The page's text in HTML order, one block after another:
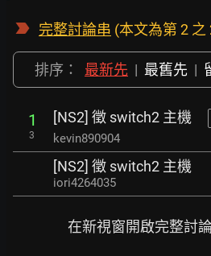
完整討論串 (本文為第 2 之
排序： 最新先 | 最舊先 |
1
3
[NS2] 徵 switch2 主機
kevin890904
[NS2] 徵 switch2 主機
iori4264035
在新視窗開啟完整討